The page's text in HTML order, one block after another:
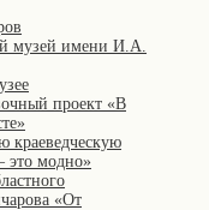
музей имени И.А.
проект «В
краеведческую
это модно»
«От